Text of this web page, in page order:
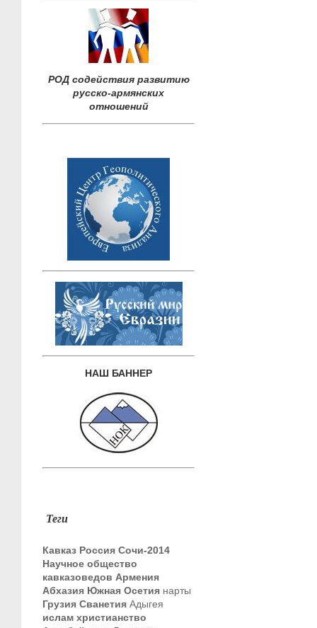
РОД содействия развитию
русско-армянских
отношений
НАШ БАННЕР
Теги
Кавказ Россия Сочи-2014
Научное общество
кавказоведов Армения
Абхазия Южная Осетия нарты
Грузия Сванетия Адыгея
ислам христианство